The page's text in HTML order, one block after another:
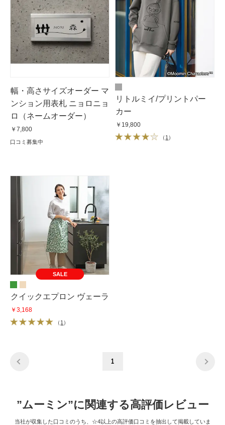
幅・高さサイズオーダー マ
ンション用表札 ニョロニョ
ロ（ネームオーダー）
￥7,800
口コミ募集中
リトルミイ/プリントパー
カー
￥19,800
（ 1 ）
SALE
クイックエプロン ヴェーラ
￥3,168
（ 1 ）
1
”ムーミン”に関連する高評価レビュー
当社が収集した口コミのうち、☆4以上の高評価口コミを抽出して掲載していま